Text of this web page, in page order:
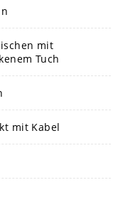
mit
Tuch
mit Kabel